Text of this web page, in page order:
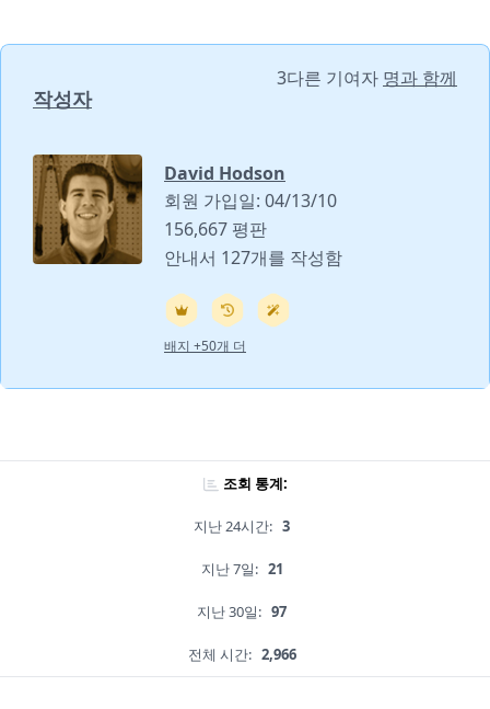
작성자
3다른 기여자 명과 함께
David Hodson
회원 가입일: 04/13/10
156,667 평판
안내서 127개를 작성함
배지 +50개 더
조회 통계:
지난 24시간: 3
지난 7일: 21
지난 30일: 97
전체 시간: 2,966